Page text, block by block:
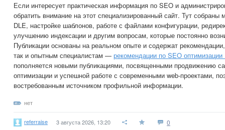
Если интересует практическая информация по SEO и
обратить внимание на этот специализированный сайт. Тут собраны
DLE, настройке шаблонов, работе с файлами конфигурации,
улучшению индексации и другим вопросам, которые постоянно
Публикации основаны на реальном опыте и содержат
так и опытным специалистам — рекомендации по SEO оптимизации
пополняется новыми публикациями, посвященными продвижению
оптимизации и успешной работе с современными web-проектами,
востребованным источником профильной информации.
нет
referraise 3 августа 2026, 13:20 0